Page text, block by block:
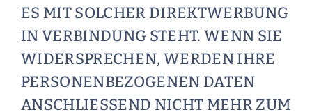
ES MIT SOLCHER DIREKTWERBUNG
IN VERBINDUNG STEHT. WENN SIE
WIDERSPRECHEN, WERDEN IHRE
PERSONENBEZOGENEN DATEN
ANSCHLIESSEND NICHT MEHR ZUM